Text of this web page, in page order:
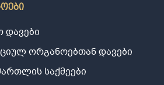
დავები
ორგანოებთან დავები
საქმეები